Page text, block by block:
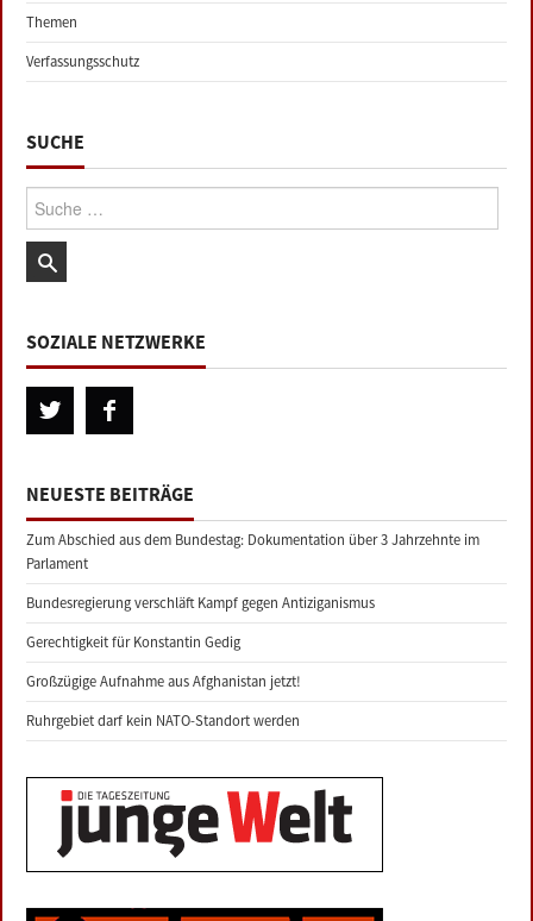
Themen
Verfassungsschutz
SUCHE
Suche:
SOZIALE NETZWERKE
NEUESTE BEITRÄGE
Zum Abschied aus dem Bundestag: Dokumentation über 3 Jahrzehnte im
Parlament
Bundesregierung verschläft Kampf gegen Antiziganismus
Gerechtigkeit für Konstantin Gedig
Großzügige Aufnahme aus Afghanistan jetzt!
Ruhrgebiet darf kein NATO-Standort werden